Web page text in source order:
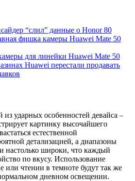
“слил” данные о Honor 80
фишка камеры Huawei Mate 50
для линейки Huawei Mate 50
Huawei перестали продавать
из ударных особенностей девайса –
картинку высочайшего
естественной
детализацией, а диапазоны
настолько широки, что каждый
по вкусу. Использование
или чтении в темноте будут так же
дневном освещении.